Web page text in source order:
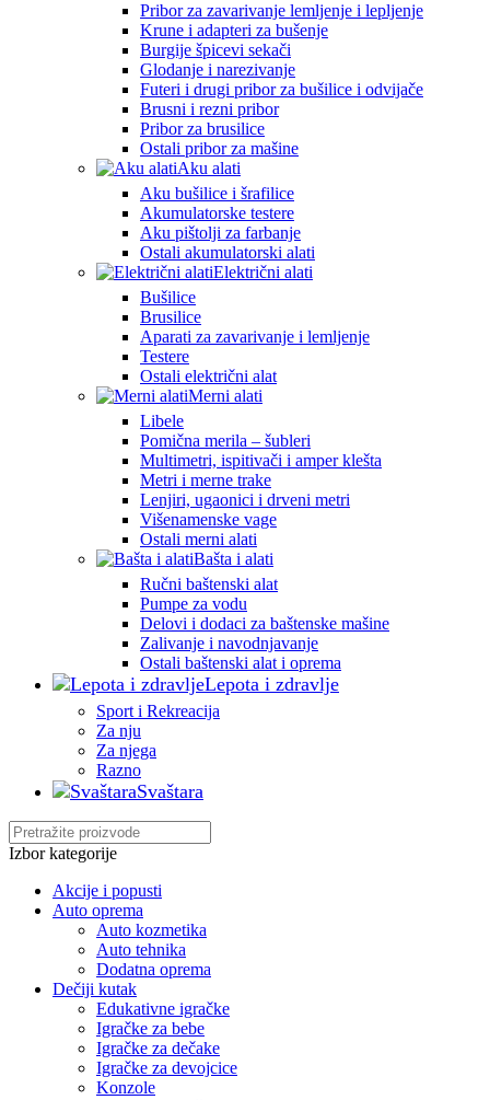
Pribor za zavarivanje lemljenje i lepljenje
Krune i adapteri za bušenje
Burgije špicevi sekači
Glodanje i narezivanje
Futeri i drugi pribor za bušilice i odvijače
Brusni i rezni pribor
Pribor za brusilice
Ostali pribor za mašine
Aku alati
Aku bušilice i šrafilice
Akumulatorske testere
Aku pištolji za farbanje
Ostali akumulatorski alati
Električni alati
Bušilice
Brusilice
Aparati za zavarivanje i lemljenje
Testere
Ostali električni alat
Merni alati
Libele
Pomična merila – šubleri
Multimetri, ispitivači i amper klešta
Metri i merne trake
Lenjiri, ugaonici i drveni metri
Višenamenske vage
Ostali merni alati
Bašta i alati
Ručni baštenski alat
Pumpe za vodu
Delovi i dodaci za baštenske mašine
Zalivanje i navodnjavanje
Ostali baštenski alat i oprema
Lepota i zdravlje
Sport i Rekreacija
Za nju
Za njega
Razno
Svaštara
Izbor kategorije
Akcije i popusti
Auto oprema
Auto kozmetika
Auto tehnika
Dodatna oprema
Dečiji kutak
Edukativne igračke
Igračke za bebe
Igračke za dečake
Igračke za devojcice
Konzole